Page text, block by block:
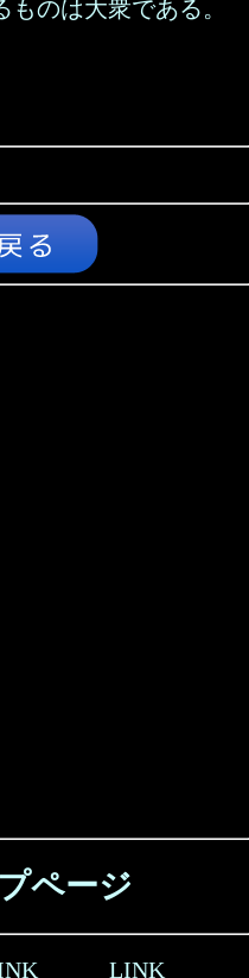
のは大衆である。
ページ
LINK